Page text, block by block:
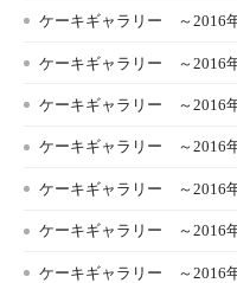
ケーキギャラリー ～2016
ケーキギャラリー ～2016
ケーキギャラリー ～2016
ケーキギャラリー ～2016
ケーキギャラリー ～2016
ケーキギャラリー ～2016
ケーキギャラリー ～2016